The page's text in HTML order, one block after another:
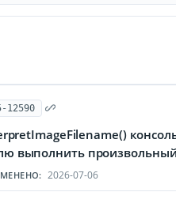
12590
выполнить
2026-07-06